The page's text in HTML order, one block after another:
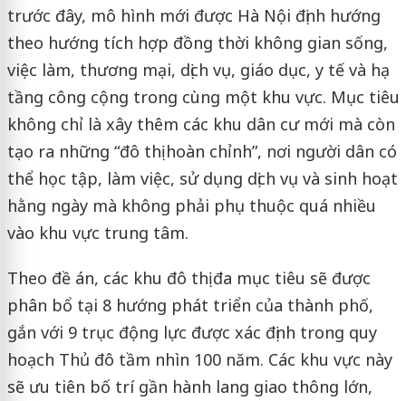
trước đây, mô hình mới được Hà Nội định hướng
theo hướng tích hợp đồng thời không gian sống,
việc làm, thương mại, dịch vụ, giáo dục, y tế và hạ
tầng công cộng trong cùng một khu vực. Mục tiêu
không chỉ là xây thêm các khu dân cư mới mà còn
tạo ra những “đô thị hoàn chỉnh”, nơi người dân có
thể học tập, làm việc, sử dụng dịch vụ và sinh hoạt
hằng ngày mà không phải phụ thuộc quá nhiều
vào khu vực trung tâm.
Theo đề án, các khu đô thị đa mục tiêu sẽ được
phân bổ tại 8 hướng phát triển của thành phố,
gắn với 9 trục động lực được xác định trong quy
hoạch Thủ đô tầm nhìn 100 năm. Các khu vực này
sẽ ưu tiên bố trí gần hành lang giao thông lớn,